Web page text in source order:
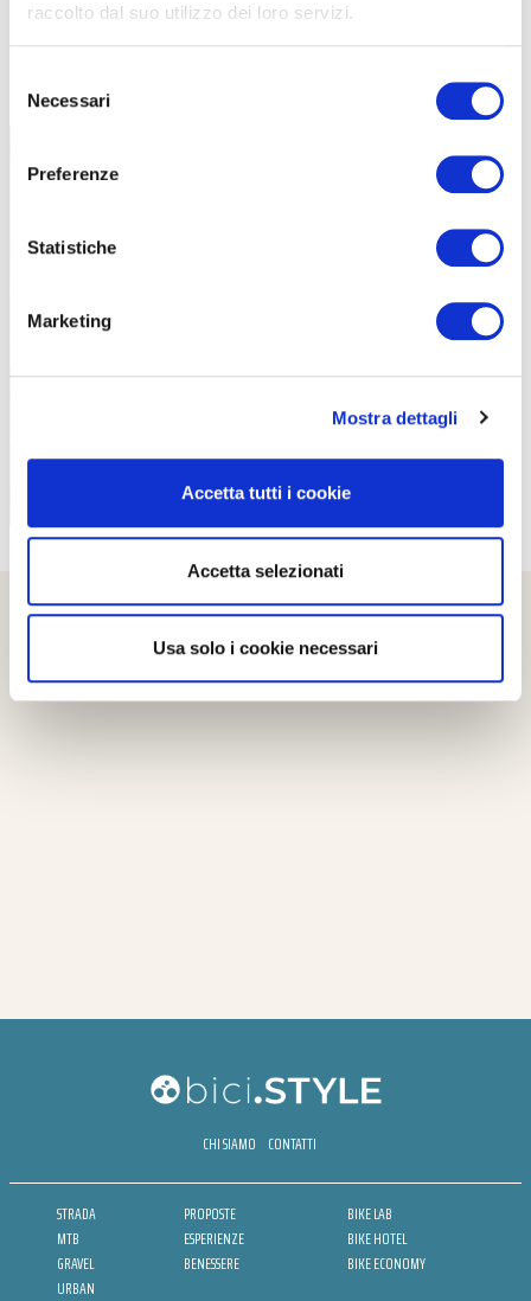
raccolto dal suo utilizzo dei loro servizi.
delNecessari
Preferenze
Statistiche
Marketing
Mostra dettagli
Accetta tutti i cookie
Accetta selezionati
Usa solo i cookie necessari
TUTTE LE CATEGORIE DEL MAGAZINE
CHI SIAMO CONTATTI
STRADA
MTB
GRAVEL
URBAN
PROPOSTE
ESPERIENZE
BENESSERE
BIKE LAB
BIKE HOTEL
BIKE ECONOMY